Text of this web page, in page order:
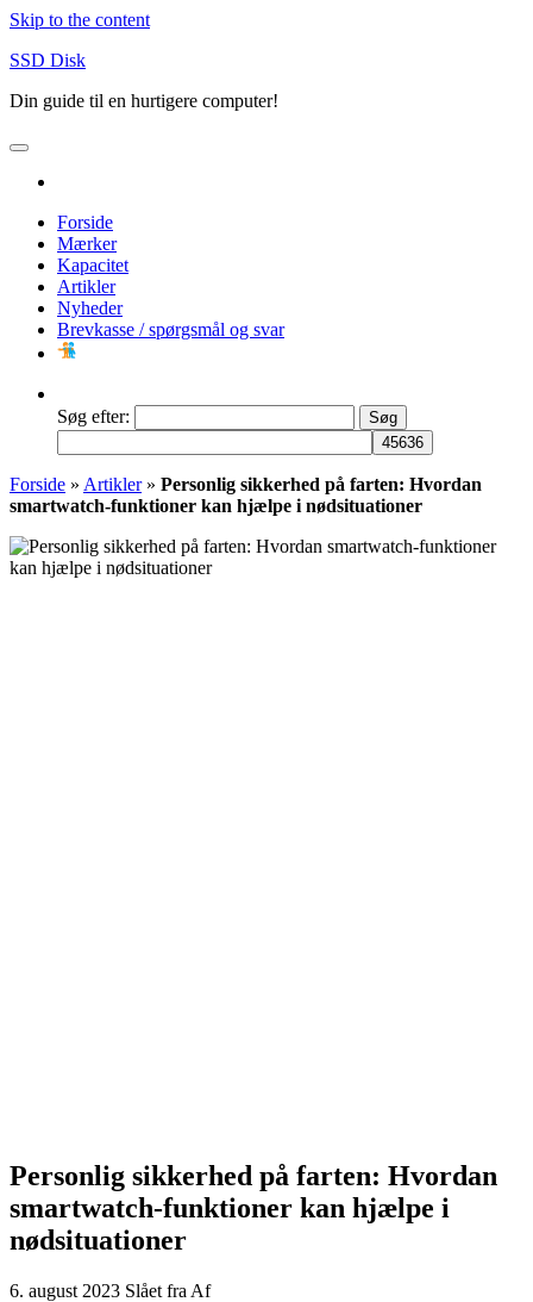
Skip to the content
SSD Disk
Din guide til en hurtigere computer!
Forside
Mærker
Kapacitet
Artikler
Nyheder
Brevkasse / spørgsmål og svar
Søg efter:
Forside » Artikler» Personlig sikkerhed på farten: Hvordan
smartwatch-funktioner kan hjælpe i nødsituationer
Personlig sikkerhed på farten: Hvordan
smartwatch-funktioner kan hjælpe i
nødsituationer
6. august 2023 Slået fra Af